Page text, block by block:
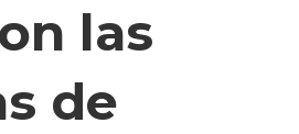
las
de